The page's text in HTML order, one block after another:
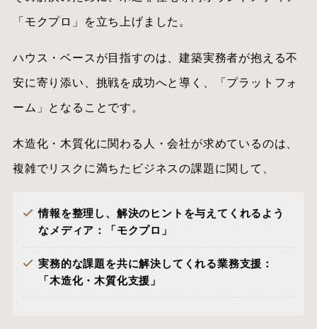
「モクプロ」を立ち上げました。
ハウス・ベースが目指すのは、建築実務者が抱える不
安に寄り添い、挑戦を成功へと導く、「プラットフォ
ーム」となることです。
木造化・木質化に関わる人・会社が求めているのは、
複雑でリスクに満ちたビジネスの課題に関して、
情報を整理し、解決のヒントを与えてくれるよう
なメディア：「モクプロ」
実務的な課題を共に解決してくれる業務支援：
「木造化・木質化支援」